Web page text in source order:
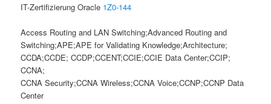
IT-Zertifizierung Oracle 1Z0-144
Access Routing and LAN Switching;Advanced Routing and
Switching;APE;APE for Validating Knowledge;Architecture;
CCDA;CCDE; CCDP;CCENT;CCIE;CCIE Data Center;CCIP;
CCNA;
CCNA Security;CCNA Wireless;CCNA Voice;CCNP;CCNP Data
Center